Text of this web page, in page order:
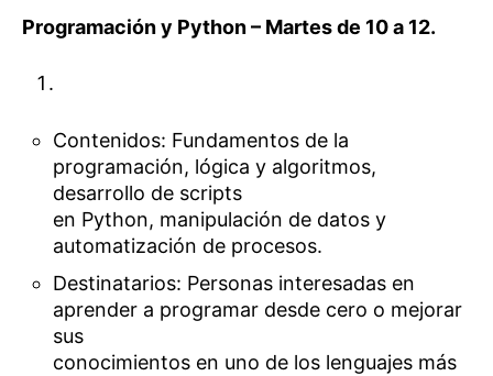
Programación y Python – Martes de 10 a 12.
Contenidos: Fundamentos de la
programación, lógica y algoritmos,
desarrollo de scripts
en Python, manipulación de datos y
automatización de procesos.
Destinatarios: Personas interesadas en
aprender a programar desde cero o mejorar
sus
conocimientos en uno de los lenguajes más